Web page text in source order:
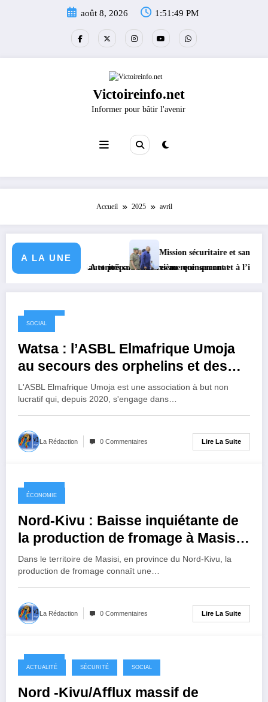
août 8, 2026 1:51:50 PM
Victoireinfo.net
Informer pour bâtir l'avenir
Accueil 2025 avril
A LA UNE
S.A et prépare le deuxième quinquennat
les autorités coutumières au recensement et à l’identification de la
Mission sécuritaire et sanitaire : le Gouverneur
1 an ago
SOCIAL
Watsa : l’ASBL Elmafrique Umoja
au secours des orphelins et des
personnes démunies
L'ASBL Elmafrique Umoja est une association à but non
lucratif qui, depuis 2020, s'engage dans…
La Rédaction 0 Commentaires Lire La Suite
1 an ago
ÉCONOMIE
Nord-Kivu : Baisse inquiétante de
la production de fromage à Masisi,
la guerre pointée du doigt
Dans le territoire de Masisi, en province du Nord-Kivu, la
production de fromage connaît une…
La Rédaction 0 Commentaires Lire La Suite
1 an ago
ACTUALITÉ SÉCURITÉ SOCIAL
Nord -Kivu/Afflux massif de